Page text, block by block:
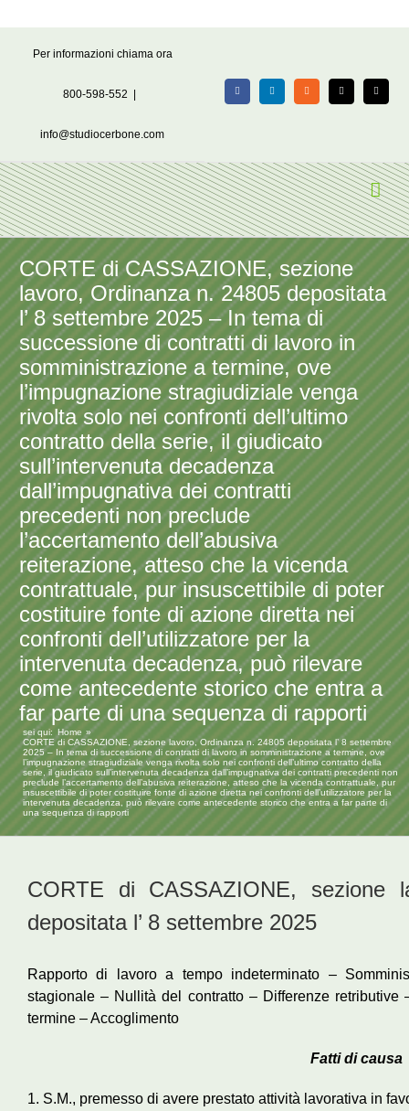
Per informazioni chiama ora
800-598-552
info@studiocerbone.com
FacebookLinkedIn Rss X Email
CORTE di CASSAZIONE, sezione
lavoro, Ordinanza n. 24805 depositata
l’ 8 settembre 2025 – In tema di
successione di contratti di lavoro in
somministrazione a termine, ove
l’impugnazione stragiudiziale venga
rivolta solo nei confronti dell’ultimo
contratto della serie, il giudicato
sull’intervenuta decadenza
dall’impugnativa dei contratti
precedenti non preclude
l’accertamento dell’abusiva
reiterazione, atteso che la vicenda
contrattuale, pur insuscettibile di poter
costituire fonte di azione diretta nei
confronti dell’utilizzatore per la
intervenuta decadenza, può rilevare
come antecedente storico che entra a
far parte di una sequenza di rapporti
sei qui:
Home
CORTE di CASSAZIONE, sezione lavoro, Ordinanza n. 24805 depositata l’ 8 settembre
2025 – In tema di successione di contratti di lavoro in somministrazione a termine, ove
l’impugnazione stragiudiziale venga rivolta solo nei confronti dell’ultimo contratto della
serie, il giudicato sull’intervenuta decadenza dall’impugnativa dei contratti precedenti non
preclude l’accertamento dell’abusiva reiterazione, atteso che la vicenda contrattuale, pur
insuscettibile di poter costituire fonte di azione diretta nei confronti dell’utilizzatore per la
intervenuta decadenza, può rilevare come antecedente storico che entra a far parte di
una sequenza di rapporti
CORTE di CASSAZIONE, sezione
depositata l’ 8 settembre 2025
Rapporto di lavoro a tempo indeterminato –
stagionale – Nullità del contratto – Differenze
termine – Accoglimento
Fatti di causa
1. S.M., premesso di avere prestato attività lavorativa in